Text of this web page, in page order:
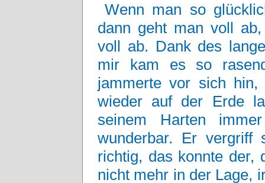
Wenn man so
dann geht man voll
voll ab. Dank des
mir kam es so
jammerte vor sich
wieder auf der Erde
seinem Harten
wunderbar. Er
richtig, das konnte der,
nicht mehr in der Lage,